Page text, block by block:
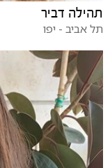
תהילה דביר
תל אביב - יפו